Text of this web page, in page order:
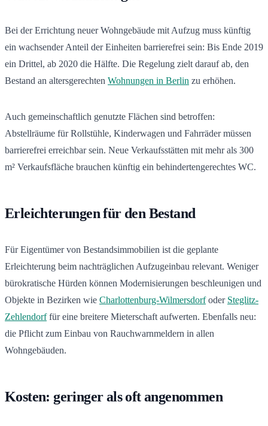
Bei der Errichtung neuer Wohngebäude mit Aufzug muss künftig
ein wachsender Anteil der Einheiten barrierefrei sein: Bis Ende 2019
ein Drittel, ab 2020 die Hälfte. Die Regelung zielt darauf ab, den
Bestand an altersgerechten Wohnungen in Berlin zu erhöhen.
Auch gemeinschaftlich genutzte Flächen sind betroffen:
Abstellräume für Rollstühle, Kinderwagen und Fahrräder müssen
barrierefrei erreichbar sein. Neue Verkaufsstätten mit mehr als 300
m² Verkaufsfläche brauchen künftig ein behindertengerechtes WC.
Erleichterungen für den Bestand
Für Eigentümer von Bestandsimmobilien ist die geplante
Erleichterung beim nachträglichen Aufzugeinbau relevant. Weniger
bürokratische Hürden können Modernisierungen beschleunigen und
Objekte in Bezirken wie Charlottenburg-Wilmersdorfoder Steglitz-
Zehlendorffür eine breitere Mieterschaft aufwerten. Ebenfalls neu:
die Pflicht zum Einbau von Rauchwarnmeldern in allen
Wohngebäuden.
Kosten: geringer als oft angenommen